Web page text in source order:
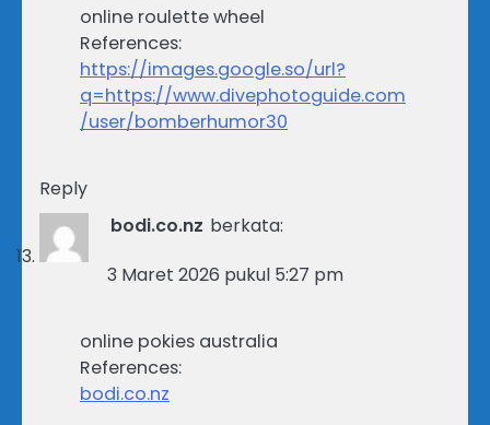
online roulette wheel
References:
https://images.google.so/url?
q=https://www.divephotoguide.com
/user/bomberhumor30
Reply
bodi.co.nz berkata:
3 Maret 2026 pukul 5:27 pm
online pokies australia
References:
bodi.co.nz